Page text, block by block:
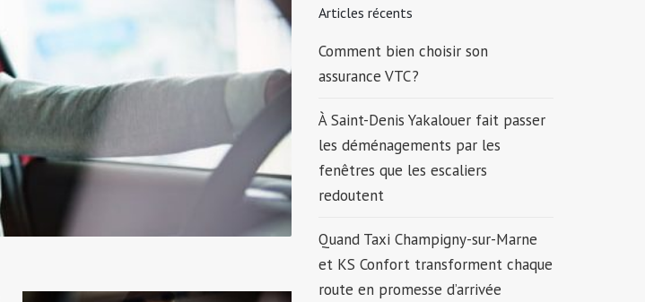
Articles récents
Comment bien choisir son
assurance VTC ?
À Saint-Denis Yakalouer fait passer
les déménagements par les
fenêtres que les escaliers
redoutent
Quand Taxi Champigny-sur-Marne
et KS Confort transforment chaque
route en promesse d’arrivée